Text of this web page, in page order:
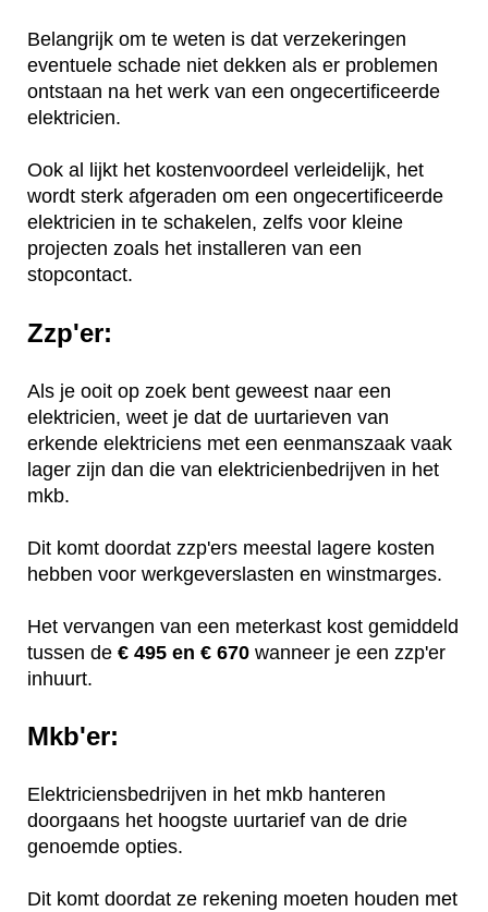
Belangrijk om te weten is dat verzekeringen
eventuele schade niet dekken als er problemen
ontstaan na het werk van een ongecertificeerde
elektricien.
Ook al lijkt het kostenvoordeel verleidelijk, het
wordt sterk afgeraden om een ongecertificeerde
elektricien in te schakelen, zelfs voor kleine
projecten zoals het installeren van een
stopcontact.
Zzp'er:
Als je ooit op zoek bent geweest naar een
elektricien, weet je dat de uurtarieven van
erkende elektriciens met een eenmanszaak vaak
lager zijn dan die van elektricienbedrijven in het
mkb.
Dit komt doordat zzp'ers meestal lagere kosten
hebben voor werkgeverslasten en winstmarges.
Het vervangen van een meterkast kost gemiddeld
tussen de € 495 en € 670 wanneer je een zzp'er
inhuurt.
Mkb'er:
Elektriciensbedrijven in het mkb hanteren
doorgaans het hoogste uurtarief van de drie
genoemde opties.
Dit komt doordat ze rekening moeten houden met